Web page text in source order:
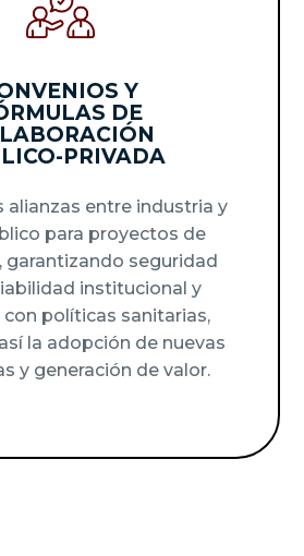
Y
DE
PRIVADA
alianzas entre industria y
para proyectos de
garantizando seguridad
institucional y
con políticas sanitarias,
la adopción de nuevas
y generación de valor.